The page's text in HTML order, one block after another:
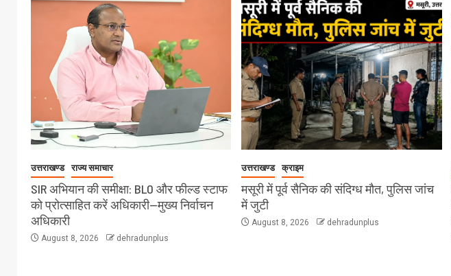
उत्तराखण्ड राज्य समाचार
SIR अभियान की समीक्षा: BLO और फील्ड स्टाफ
को प्रोत्साहित करें अधिकारी—मुख्य निर्वाचन
अधिकारी
August 8, 2026 dehradunplus
उत्तराखण्ड क्राइम
मसूरी में पूर्व सैनिक की संदिग्ध मौत, पुलिस जांच
में जुटी
August 8, 2026 dehradunplus